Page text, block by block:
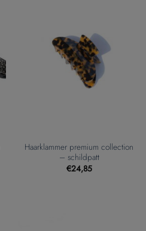
Haarklammer premium collection
– schildpatt
€24,85